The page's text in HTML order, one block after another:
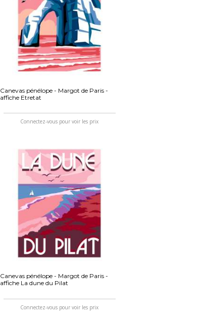
Canevas pénélope - Margot de Paris -
affiche Etretat
Connectez-vous pour voir les prix
Canevas pénélope - Margot de Paris -
affiche La dune du Pilat
Connectez-vous pour voir les prix